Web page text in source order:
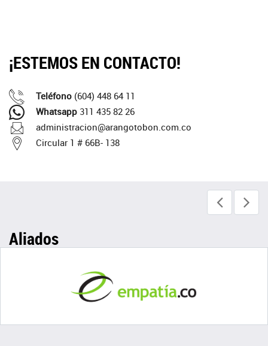
¡ESTEMOS EN CONTACTO!
Teléfono (604) 448 64 11
Whatsapp 311 435 82 26
administracion@arangotobon.com.co
Circular 1 # 66B- 138
Aliados